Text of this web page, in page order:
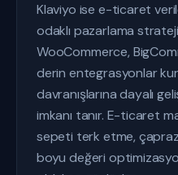
Klaviyo ise e-ticaret
odaklı pazarlama
WooCommerce,
derin entegrasyonlar
davranışlarına dayalı
imkanı tanır. E-ticaret
sepeti terk etme,
boyu değeri